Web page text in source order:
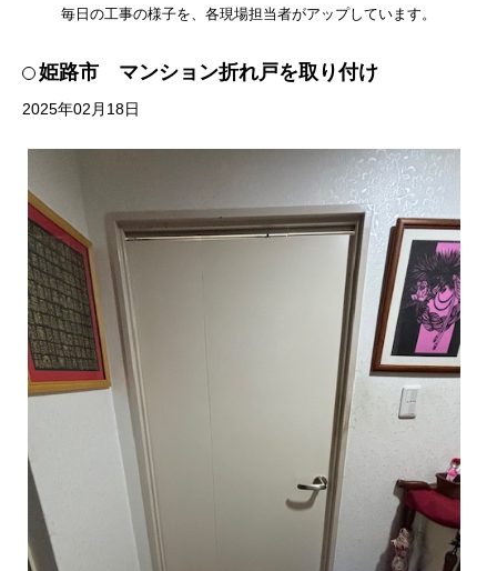
毎日の工事の様子を、各現場担当者がアップしています。
姫路市 マンション折れ戸を取り付け
2025年02月18日